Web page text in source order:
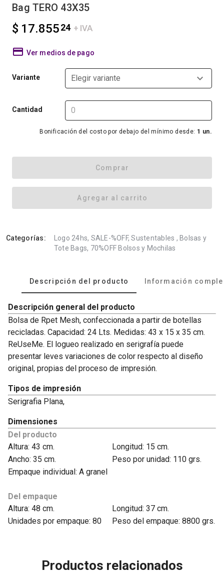
Bag TERO 43X35
$ 17.85524 + IVA
Ver medios de pago
Variante Elegir variante
Cantidad
Bonificación del costo por debajo del mínimo desde: 1 un.
Comprar
Agregar al carrito
Categorías:
Logo 24hs, SALE-%OFF, Sustentables , Bolsas y
Tote Bags, 70%OFF Bolsos y Mochilas
Descripción del producto Información
Descripción general del producto
Bolsa de Rpet Mesh, confeccionada a partir de botellas
recicladas. Capacidad: 24 Lts. Medidas: 43 x 15 x 35 cm.
ReUseMe. El logueo realizado en serigrafía puede
presentar leves variaciones de color respecto al diseño
original, propias del proceso de impresión.
Tipos de impresión
Serigrafia Plana,
Dimensiones
Del producto
Altura: 43 cm.
Longitud: 15 cm.
Ancho: 35 cm.
Peso por unidad: 110 grs.
Empaque individual: A granel
Del empaque
Altura: 48 cm.
Longitud: 37 cm.
Unidades por empaque: 80
Peso del empaque: 8800 grs.
Productos relacionados